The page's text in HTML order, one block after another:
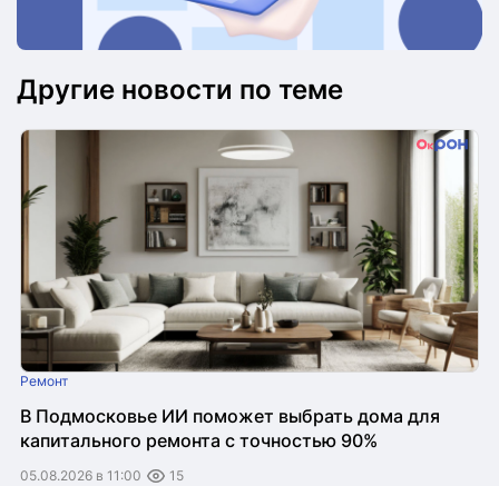
Другие новости по теме
Ремонт
В Подмосковье ИИ поможет выбрать дома для
капитального ремонта с точностью 90%
05.08.2026 в 11:00 15